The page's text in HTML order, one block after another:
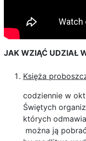
JAK WZIĄĆ UDZIAŁ
Księża
codziennie w
Świętych
których
można ją